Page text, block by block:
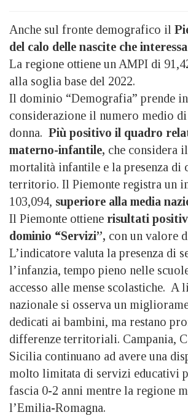
Anche sul fronte demografico il
del calo delle nascite che
La regione ottiene un AMPI di
alla soglia base del 2022.
Il dominio “Demografia” prende in
considerazione il numero medio
donna. Più positivo il quadro
materno-infantile, che considera
mortalità infantile e la presenza di
territorio. Il Piemonte registra un
103,094, superiore alla media
Il Piemonte ottiene risultati
dominio “Servizi”, con un valore
L’indicatore valuta la presenza di
l’infanzia, tempo pieno nelle
accesso alle mense scolastiche. A
nazionale si osserva un
dedicati ai bambini, ma restano
differenze territoriali. Campania,
Sicilia continuano ad avere una
molto limitata di servizi educativi
fascia 0-2 anni mentre la regione
l’Emilia-Romagna.